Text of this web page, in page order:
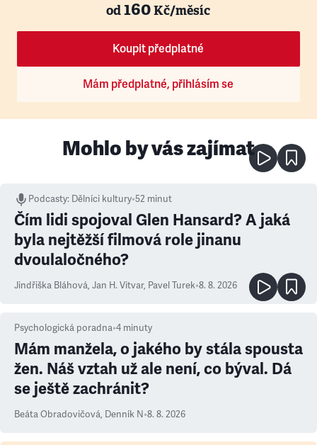
od160Kč/měsíc
Koupit předplatné
Mám předplatné, přihlásím se
Mohlo by vás zajímat
Podcasty: Dělníci kultury•52 minut
Čím lidi spojoval Glen Hansard? A jaká
byla nejtěžší filmová role jinanu
dvoulaločného?
Jindřiška Bláhová, Jan H. Vitvar, Pavel Turek•8. 8. 2026
Psychologická poradna•4 minuty
Mám manžela, o jakého by stála spousta
žen. Náš vztah už ale není, co býval. Dá
se ještě zachránit?
Beáta Obradovičová, Denník N•8. 8. 2026